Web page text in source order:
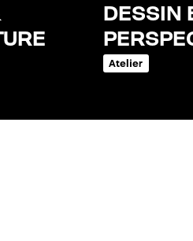
DESSIN
Atelier